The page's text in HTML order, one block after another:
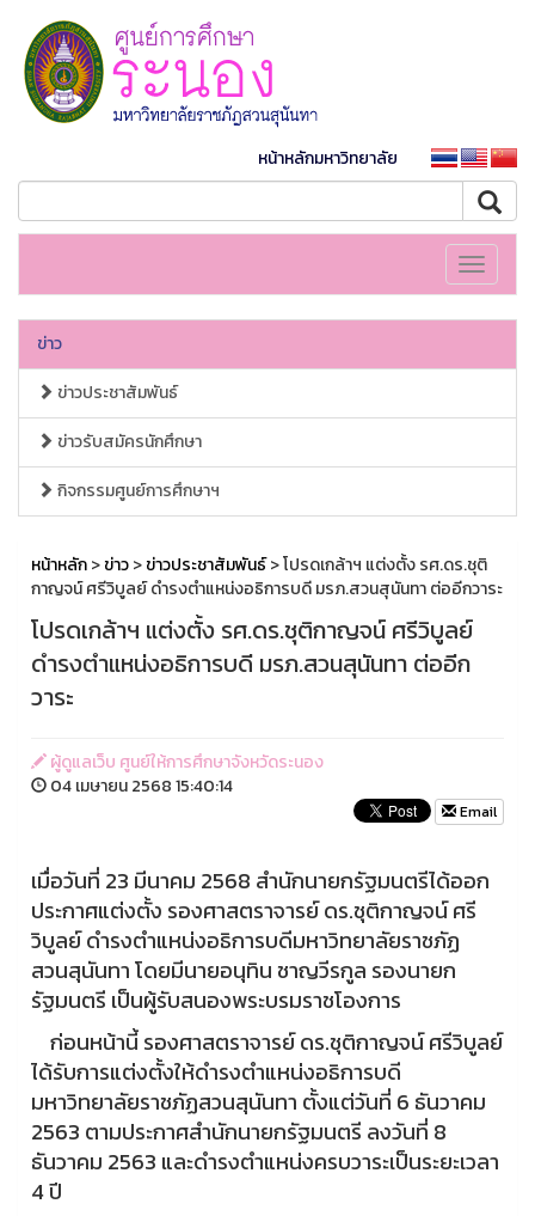
หน้าหลักมหาวิทยาลัย
Toggle
ข่าว
ข่าวประชาสัมพันธ์
ข่าวรับสมัครนักศึกษา
กิจกรรมศูนย์การศึกษาฯ
หน้าหลัก>ข่าว>ข่าวประชาสัมพันธ์> โปรดเกล้าฯ แต่งตั้ง รศ.ดร.ชุติ
กาญจน์ ศรีวิบูลย์ ดำรงตำแหน่งอธิการบดี มรภ.สวนสุนันทา ต่ออีกวาระ
โปรดเกล้าฯ แต่งตั้ง รศ.ดร.ชุติกาญจน์ ศรีวิบูลย์
ดำรงตำแหน่งอธิการบดี มรภ.สวนสุนันทา ต่ออีก
วาระ
ผู้ดูแลเว็บ ศูนย์ให้การศึกษาจังหวัดระนอง
04 เมษายน 2568 15:40:14
Email
เมื่อวันที่ 23 มีนาคม 2568 สำนักนายกรัฐมนตรีได้ออก
ประกาศแต่งตั้ง รองศาสตราจารย์ ดร.ชุติกาญจน์ ศรี
วิบูลย์ ดำรงตำแหน่งอธิการบดีมหาวิทยาลัยราชภัฏ
สวนสุนันทา โดยมีนายอนุทิน ชาญวีรกูล รองนายก
รัฐมนตรี เป็นผู้รับสนองพระบรมราชโองการ
ก่อนหน้านี้ รองศาสตราจารย์ ดร.ชุติกาญจน์ ศรีวิบูลย์
ได้รับการแต่งตั้งให้ดำรงตำแหน่งอธิการบดี
มหาวิทยาลัยราชภัฏสวนสุนันทา ตั้งแต่วันที่ 6 ธันวาคม
2563 ตามประกาศสำนักนายกรัฐมนตรี ลงวันที่ 8
ธันวาคม 2563 และดำรงตำแหน่งครบวาระเป็นระยะเวลา
4 ปี